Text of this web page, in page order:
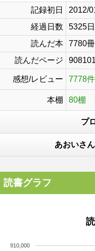
記録初日
2012/
経過日数
5325
読んだ本
7780
読んだページ
感想/レビュー 7778
本棚 80棚
プ
あおいさ
読書グラフ
910,000